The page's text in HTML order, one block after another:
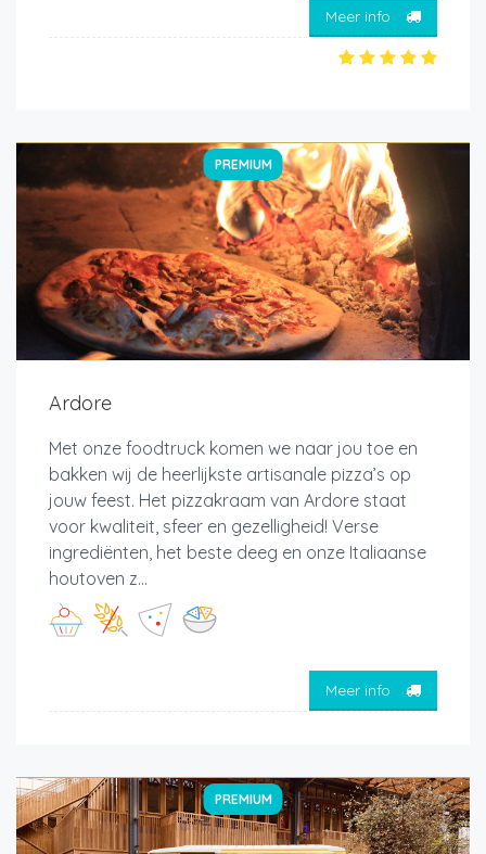
Meer info
PREMIUM
Ardore
Met onze foodtruck komen we naar jou toe en
bakken wij de heerlijkste artisanale pizza’s op
jouw feest. Het pizzakraam van Ardore staat
voor kwaliteit, sfeer en gezelligheid! Verse
ingrediënten, het beste deeg en onze Italiaanse
houtoven z...
Meer info
PREMIUM